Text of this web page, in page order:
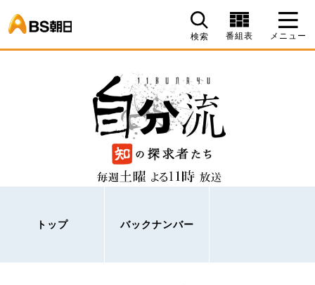
検索 番組表 メニュー
トップ バックナンバー